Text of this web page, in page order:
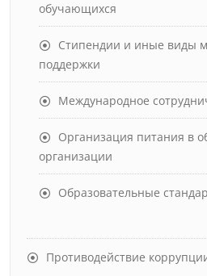
обучающихся
Стипендии и иные виды
поддержки
Международное
Организация питания в
организации
Образовательные
Противодействие